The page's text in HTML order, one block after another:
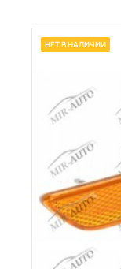
НЕТ В НАЛИЧИИ